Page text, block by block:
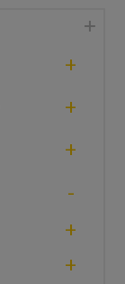
+
+
+
-
+
+